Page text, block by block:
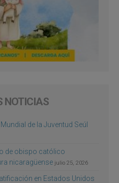
NOTICIAS
de la Juventud Seúl
de obispo católico
nicaragüense julio 25, 2026
en Estados Unidos